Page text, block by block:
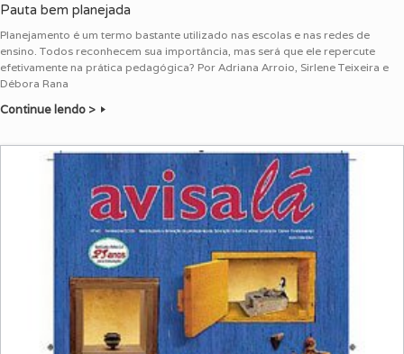
Pauta bem planejada
Planejamento é um termo bastante utilizado nas escolas e nas redes de
ensino. Todos reconhecem sua importância, mas será que ele repercute
efetivamente na prática pedagógica? Por Adriana Arroio, Sirlene Teixeira e
Débora Rana
Continue lendo >